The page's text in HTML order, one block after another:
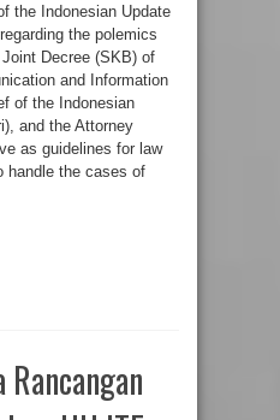
the Indonesian Update
the polemics
Decree (SKB) of
and Information
of the Indonesian
and the Attorney
as guidelines for law
handle the cases of